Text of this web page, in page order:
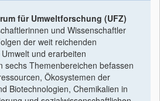
für Umweltforschung (UFZ)
und Wissenschaftler
der weit reichenden
und erarbeiten
sechs Themenbereichen befassen
Ökosystemen der
Biotechnologien, Chemikalien in